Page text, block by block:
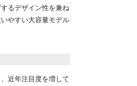
るデザイン性を兼ね
やすい大容量モデル
近年注目度を増して